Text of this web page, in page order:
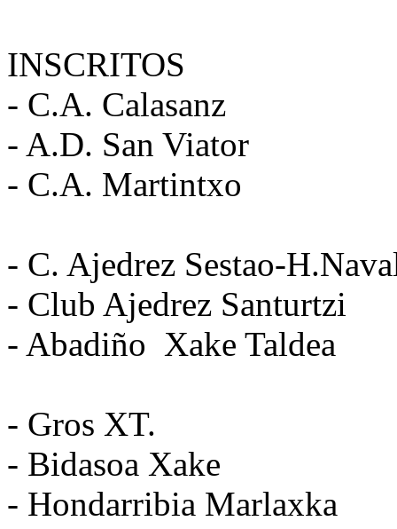
INSCRITOS
- C.A. Calasanz
- A.D. San Viator
- C.A. Martintxo
- C. Ajedrez Sestao-
- Club Ajedrez Santurtzi
- Abadiño Xake Taldea
- Gros XT.
- Bidasoa Xake
- Hondarribia Marlaxka